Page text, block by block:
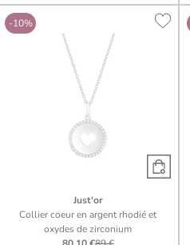
-10%
Just'or
Collier coeur en argent rhodié et
oxydes de zirconium